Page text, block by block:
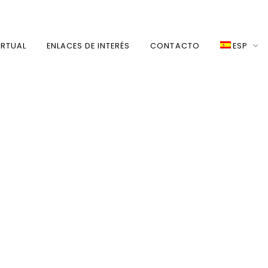
ENLACES DE INTERÉS CONTACTO ESP